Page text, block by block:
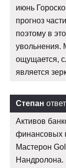
июнь
прогноз
поэтому в
увольнения.
ощущается,
является
Степан
Активов
финансовых
Мастерон
Нандролона.